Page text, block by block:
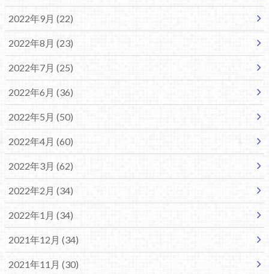
2022年9月 (22)
2022年8月 (23)
2022年7月 (25)
2022年6月 (36)
2022年5月 (50)
2022年4月 (60)
2022年3月 (62)
2022年2月 (34)
2022年1月 (34)
2021年12月 (34)
2021年11月 (30)